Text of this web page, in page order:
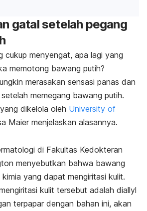
gatal setelah pegang
cukup menyengat, apa lagi yang
memotong bawang putih?
merasakan sensasi panas dan
memegang bawang putih.
dikelola oleh University of
Maier menjelaskan alasannya.
di Fakultas Kedokteran
menyebutkan bahwa bawang
yang dapat mengiritasi kulit.
kulit tersebut adalah diallyl
terpapar dengan bahan ini, akan